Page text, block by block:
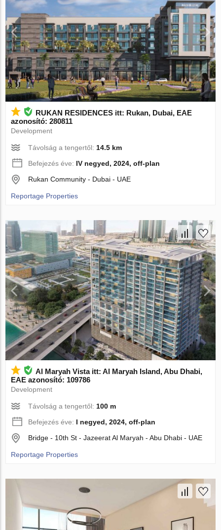
RUKAN RESIDENCES itt: Rukan, Dubai, EAE
azonosító: 280811
Development
Távolság a tengertől:14.5 km
Befejezés éve: IV negyed, 2024, off-plan
Rukan Community - Dubai - UAE
Reportage Properties
Al Maryah Vista itt: Al Maryah Island, Abu Dhabi,
EAE azonosító: 109786
Development
Távolság a tengertől: 100 m
Befejezés éve: I negyed, 2024, off-plan
Bridge - 10th St - Jazeerat Al Maryah - Abu Dhabi - UAE
Reportage Properties